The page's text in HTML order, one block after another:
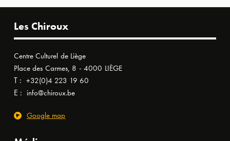
Les Chiroux
Centre Culturel de Liège
Place des Carmes, 8 - 4000 LIÈGE
T : +32(0)4 223 19 60
E : info@chiroux.be
Google map